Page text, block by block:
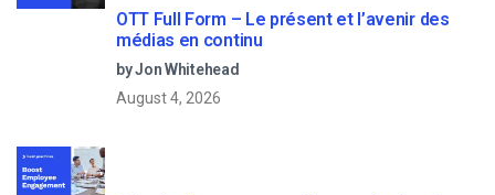
OTT Full Form – Le présent et l’avenir des
médias en continu
by Jon Whitehead
August 4, 2026